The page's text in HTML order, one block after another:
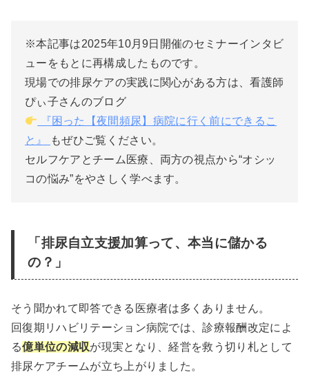
※本記事は2025年10月9日開催のセミナーインタビ
ューをもとに再構成したものです。
現場での排尿ケアの実践に関心がある方は、看護師
ぴぃ子さんのブログ
『困った【夜間頻尿】病院に行く前にできるこ
と』
もぜひご覧ください。
セルフケアとチーム医療、両方の視点から“オシッ
コの悩み”をやさしく学べます。
「排尿自立支援加算って、本当に儲かる
の？」
そう聞かれて即答できる医療者は多くありません。
回復期リハビリテーション病院では、診療報酬改定によ
る億単位の減収が現実となり、経営を救う切り札として
排尿ケアチームが立ち上がりました。